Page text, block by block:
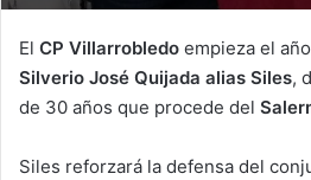
El CP Villarrobledo empieza el
Silverio José Quijada alias Siles,
de 30 años que procede del
Siles reforzará la defensa del